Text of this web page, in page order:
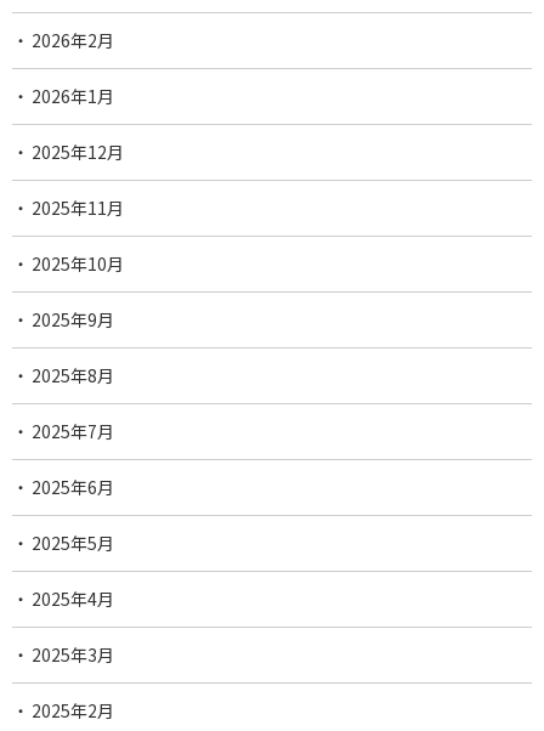
2026年2月
2026年1月
2025年12月
2025年11月
2025年10月
2025年9月
2025年8月
2025年7月
2025年6月
2025年5月
2025年4月
2025年3月
2025年2月